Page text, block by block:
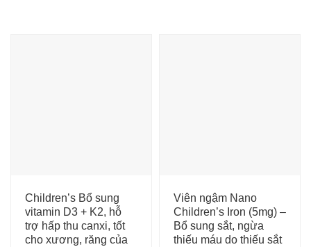
Children’s Bổ sung
vitamin D3 + K2, hỗ
trợ hấp thu canxi, tốt
cho xương, răng của
Viên ngậm Nano
Children’s Iron (5mg) –
Bổ sung sắt, ngừa
thiếu máu do thiếu sắt